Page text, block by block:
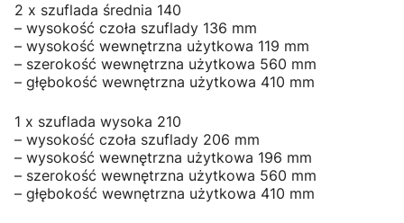
2 x szuflada średnia 140
– wysokość czoła szuflady 136 mm
– wysokość wewnętrzna użytkowa 119 mm
– szerokość wewnętrzna użytkowa 560 mm
– głębokość wewnętrzna użytkowa 410 mm
1 x szuflada wysoka 210
– wysokość czoła szuflady 206 mm
– wysokość wewnętrzna użytkowa 196 mm
– szerokość wewnętrzna użytkowa 560 mm
– głębokość wewnętrzna użytkowa 410 mm